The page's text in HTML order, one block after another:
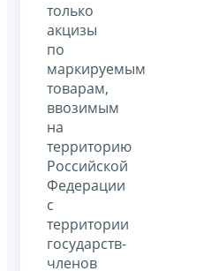
только
акцизы
по
маркируемым
товарам,
ввозимым
на
территорию
Российской
Федерации
с
территории
государств-
членов